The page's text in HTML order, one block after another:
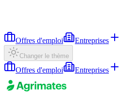
Offres d'emploi Entreprises
Changer le thème
Offres d'emploi Entreprises